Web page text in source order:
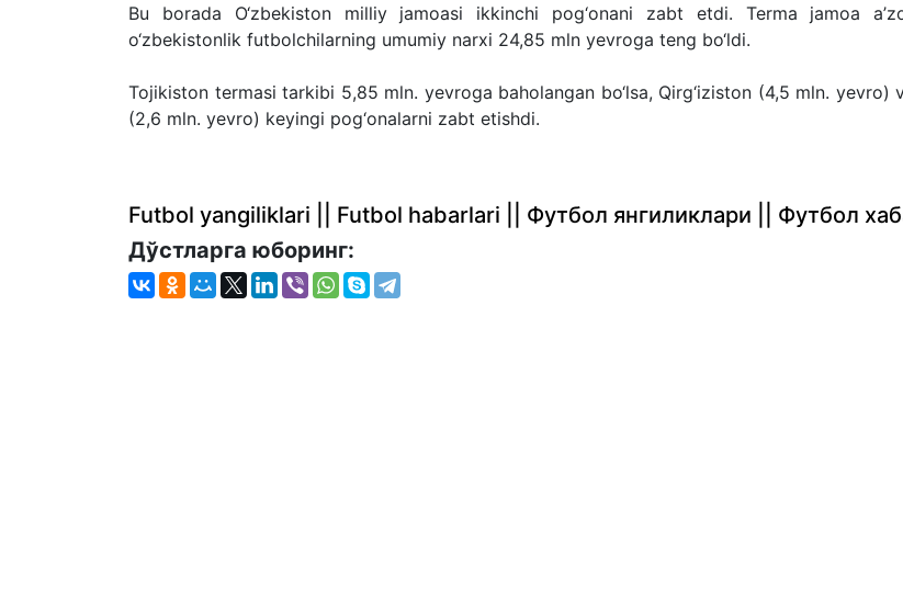
Bu borada O‘zbekiston milliy jamoasi ikkinchi pog‘onani zabt etdi. Terma jamoa
o‘zbekistonlik futbolchilarning umumiy narxi 24,85 mln yevroga teng bo‘ldi.
Tojikiston termasi tarkibi 5,85 mln. yevroga baholangan bo‘lsa, Qirg‘iziston (4,5 mln. yevro)
(2,6 mln. yevro) keyingi pog‘onalarni zabt etishdi.
Futbol yangiliklari || Futbol habarlari || Футбол янгиликлари || Футбол
Дўстларга юборинг: